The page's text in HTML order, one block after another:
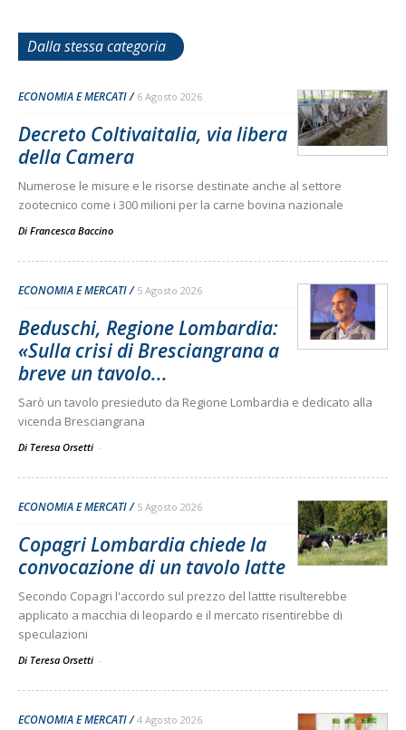
Dalla stessa categoria
ECONOMIA E MERCATI 6 Agosto 2026
Decreto Coltivaitalia, via libera
della Camera
Numerose le misure e le risorse destinate anche al settore
zootecnico come i 300 milioni per la carne bovina nazionale
Di Francesca Baccino
ECONOMIA E MERCATI 5 Agosto 2026
Beduschi, Regione Lombardia:
«Sulla crisi di Bresciangrana a
breve un tavolo...
Sarò un tavolo presieduto da Regione Lombardia e dedicato alla
vicenda Bresciangrana
Di Teresa Orsetti -
ECONOMIA E MERCATI 5 Agosto 2026
Copagri Lombardia chiede la
convocazione di un tavolo latte
Secondo Copagri l'accordo sul prezzo del lattte risulterebbe
applicato a macchia di leopardo e il mercato risentirebbe di
speculazioni
Di Teresa Orsetti -
ECONOMIA E MERCATI 4 Agosto 2026